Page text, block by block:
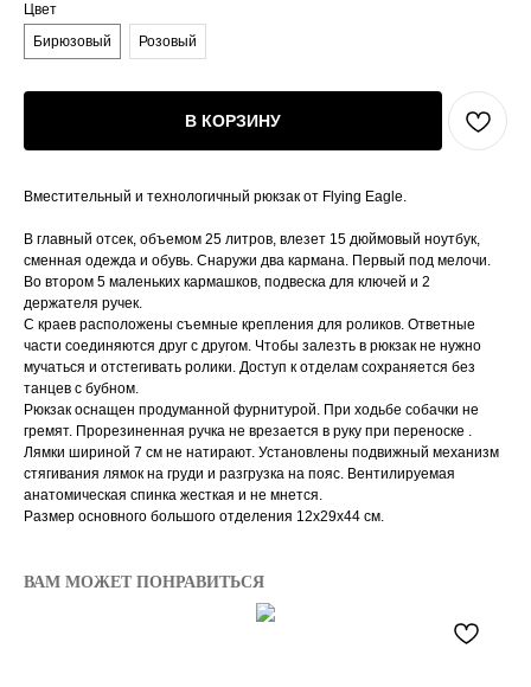
Цвет
Бирюзовый
Розовый
В КОРЗИНУ
Вместительный и технологичный рюкзак от Flying Eagle.
В главный отсек, объемом 25 литров, влезет 15 дюймовый ноутбук,
сменная одежда и обувь. Снаружи два кармана. Первый под мелочи.
Во втором 5 маленьких кармашков, подвеска для ключей и 2
держателя ручек.
С краев расположены съемные крепления для роликов. Ответные
части соединяются друг с другом. Чтобы залезть в рюкзак не нужно
мучаться и отстегивать ролики. Доступ к отделам сохраняется без
танцев с бубном.
Рюкзак оснащен продуманной фурнитурой. При ходьбе собачки не
гремят. Прорезиненная ручка не врезается в руку при переноске .
Лямки шириной 7 см не натирают. Установлены подвижный механизм
стягивания лямок на груди и разгрузка на пояс. Вентилируемая
анатомическая спинка жесткая и не мнется.
Размер основного большого отделения 12х29х44 см.
ВАМ МОЖЕТ ПОНРАВИТЬСЯ